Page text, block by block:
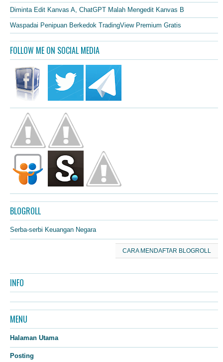
Diminta Edit Kanvas A, ChatGPT Malah Mengedit Kanvas B
Waspadai Penipuan Berkedok TradingView Premium Gratis
FOLLOW ME ON SOCIAL MEDIA
BLOGROLL
Serba-serbi Keuangan Negara
CARA MENDAFTAR BLOGROLL
INFO
MENU
Halaman Utama
Posting